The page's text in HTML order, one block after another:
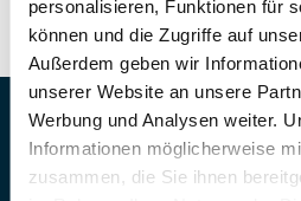
personalisieren, Funktionen für
können und die Zugriffe auf
Außerdem geben wir
unserer Website an unsere
Werbung und Analysen weiter.
Informationen möglicherweise
zusammen, die Sie ihnen
E-Mail: info@mssports.ch
MS Sports AG • Sonnenrain
Rickenbach
Telefon: +41 41 260 33 67 • E-